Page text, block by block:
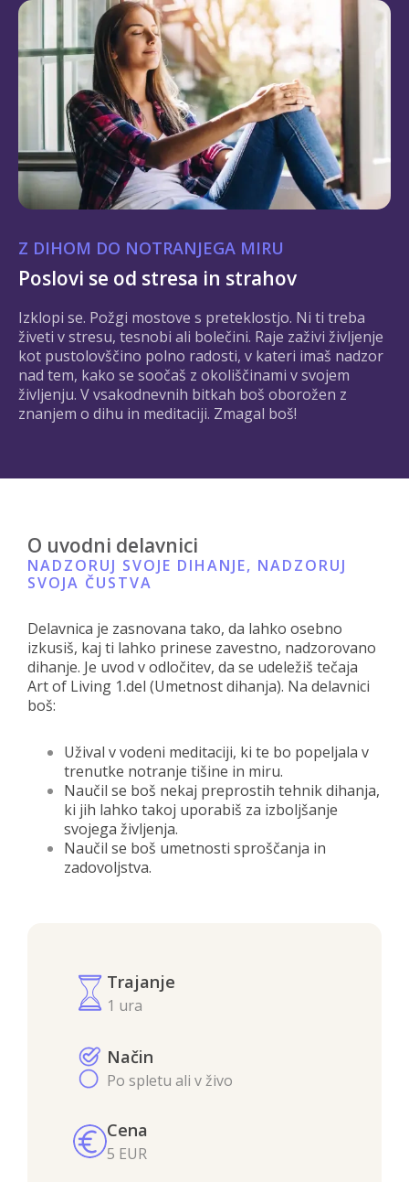
Z DIHOM DO NOTRANJEGA MIRU
Poslovi se od stresa in strahov
Izklopi se. Požgi mostove s preteklostjo. Ni ti treba
živeti v stresu, tesnobi ali bolečini. Raje zaživi življenje
kot pustolovščino polno radosti, v kateri imaš nadzor
nad tem, kako se soočaš z okoliščinami v svojem
življenju. V vsakodnevnih bitkah boš oborožen z
znanjem o dihu in meditaciji. Zmagal boš!
O uvodni delavnici
NADZORUJ SVOJE DIHANJE, NADZORUJ
SVOJA ČUSTVA
Delavnica je zasnovana tako, da lahko osebno
izkusiš, kaj ti lahko prinese zavestno, nadzorovano
dihanje. Je uvod v odločitev, da se udeležiš tečaja
Art of Living 1.del (Umetnost dihanja). Na delavnici
boš:
Užival v vodeni meditaciji, ki te bo popeljala v
trenutke notranje tišine in miru.
Naučil se boš nekaj preprostih tehnik dihanja,
ki jih lahko takoj uporabiš za izboljšanje
svojega življenja.
Naučil se boš umetnosti sproščanja in
zadovoljstva.
Trajanje
1 ura
Način
Po spletu ali v živo
Cena
5 EUR